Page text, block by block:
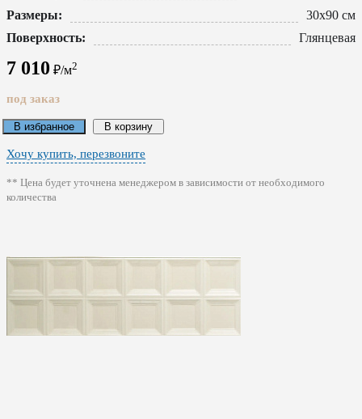
Размеры:
30x90 см
Поверхность:
Глянцевая
7 010 ₽/м2
под заказ
В избранное В корзину
Хочу купить, перезвоните
** Цена будет уточнена менеджером в зависимости от необходимого
количества